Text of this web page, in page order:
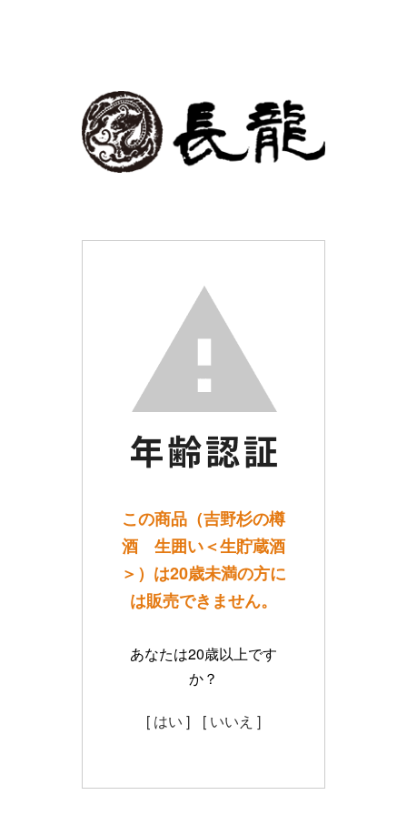
この商品（吉野杉の樽
酒 生囲い＜生貯蔵酒
＞）は20歳未満の方に
は販売できません。
あなたは20歳以上です
か？
[ はい ] [ いいえ ]